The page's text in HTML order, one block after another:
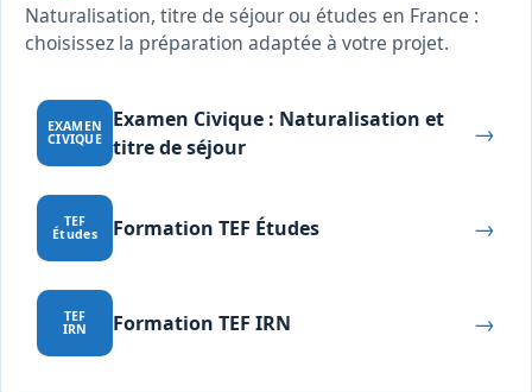
Naturalisation, titre de séjour ou études en France :
choisissez la préparation adaptée à votre projet.
EXAMEN
CIVIQUE
Examen Civique : Naturalisation et
titre de séjour
→
TEF
Études Formation TEF Études →
TEF
IRN Formation TEF IRN →